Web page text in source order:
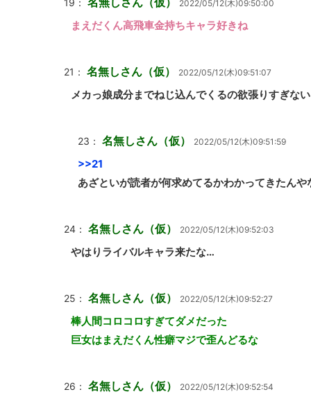
19： 2022/05/12(木)09:50:00
まえだくん高飛車金持ちキャラ好きね
21： 名無しさん（仮） 2022/05/12(木)09:51:07
メカっ娘成分までねじ込んでくるの欲張りすぎな
23： 名無しさん（仮） 2022/05/12(木)09:51:59
>>21
あざといが読者が何求めてるかわかってきたんや
24： 名無しさん（仮） 2022/05/12(木)09:52:03
やはりライバルキャラ来たな…
25： 名無しさん（仮） 2022/05/12(木)09:52:27
棒人間コロコロすぎてダメだった
巨女はまえだくん性癖マジで歪んどるな
26： 名無しさん（仮） 2022/05/12(木)09:52:54